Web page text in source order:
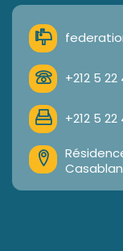
+212 5
+212 5